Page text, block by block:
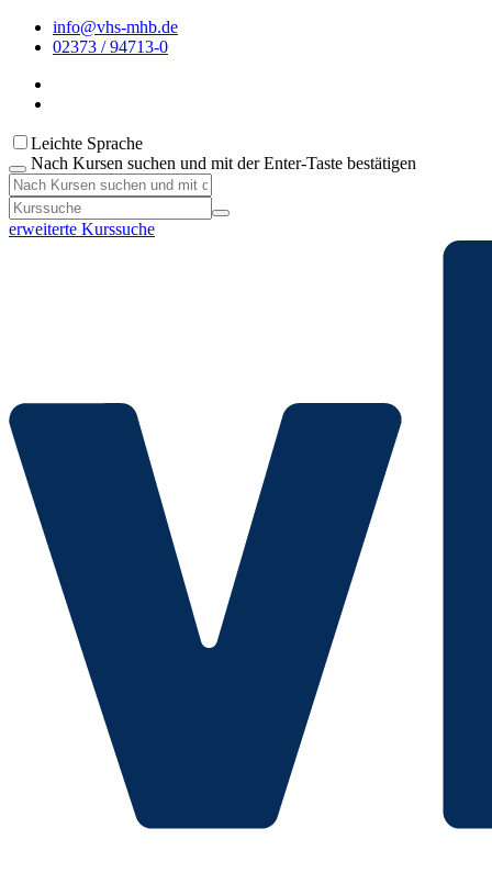
info@vhs-mhb.de
02373 / 94713-0
Leichte Sprache
Nach Kursen suchen und mit der Enter-Taste bestätigen
erweiterte Kurssuche